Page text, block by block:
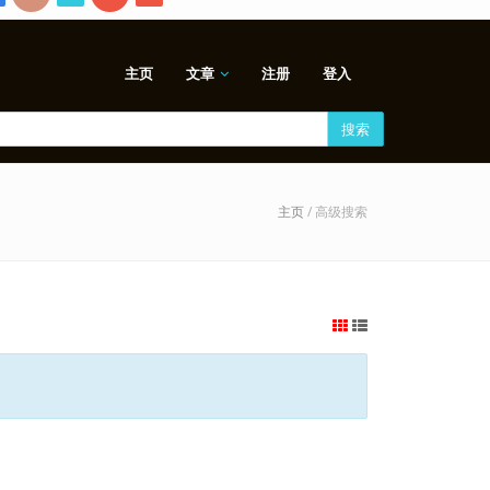
主页 文章 注册 登入
搜索
主页/ 高级搜索